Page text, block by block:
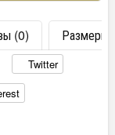
(0) Размеры
Twitter